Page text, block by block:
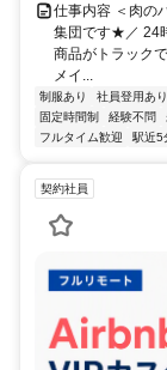
仕事内容 ＜肉の
集団です★／ 24
商品がトラック
メイ...
制服あり 社員登用あり
固定時間制
経験不問
フルタイム歓迎
駅近5
契約社員